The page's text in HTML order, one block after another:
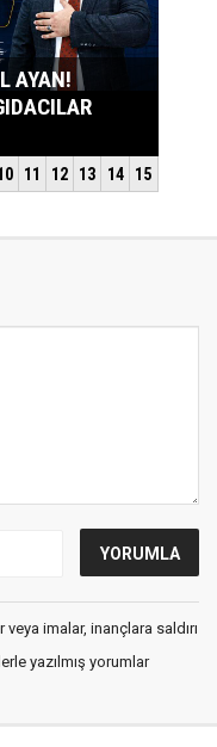
imalar, inançlara saldırı
yazılmış yorumlar